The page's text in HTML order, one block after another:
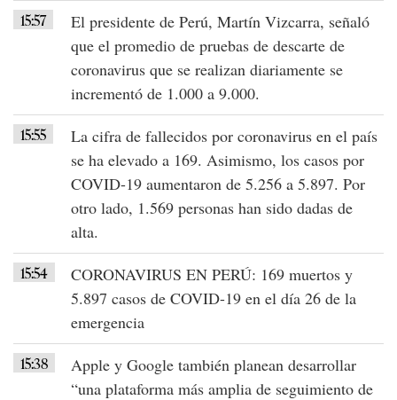
15:57
El presidente de Perú, Martín Vizcarra, señaló
que el promedio de pruebas de descarte de
coronavirus que se realizan diariamente se
incrementó de 1.000 a 9.000.
15:55
La cifra de fallecidos por coronavirus en el país
se ha elevado a 169. Asimismo, los casos por
COVID-19 aumentaron de 5.256 a 5.897. Por
otro lado, 1.569 personas han sido dadas de
alta.
15:54
CORONAVIRUS EN PERÚ: 169 muertos y
5.897 casos de COVID-19 en el día 26 de la
emergencia
15:38
Apple y Google también planean desarrollar
“una plataforma más amplia de seguimiento de